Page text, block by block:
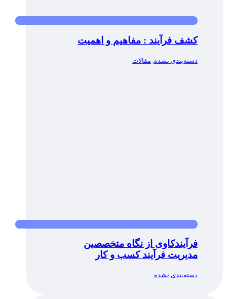
کشف فرآیند : مفاهیم و اهمیت
دسته‌بندی نشده مقالات
فرآیندکاوی از نگاه متخصصین
مدیریت فرآیند کسب و کار
دسته‌بندی نشده